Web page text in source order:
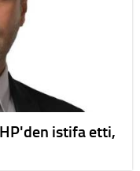
istifa etti,